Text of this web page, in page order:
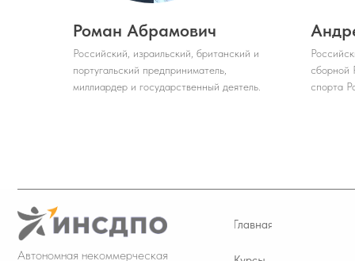
Роман Абрамович
Российский, израильский, британский и
португальский предприниматель,
миллиардер и государственный деятель.
сборной
спорта
Контакты
© 2017-2026 АНО ДПО «ИНСДПО»